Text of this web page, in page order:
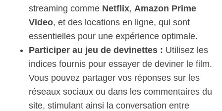
streaming comme Netflix, Amazon Prime
Video, et des locations en ligne, qui sont
essentielles pour une expérience optimale.
Participer au jeu de devinettes : Utilisez les
indices fournis pour essayer de deviner le film.
Vous pouvez partager vos réponses sur les
réseaux sociaux ou dans les commentaires du
site, stimulant ainsi la conversation entre